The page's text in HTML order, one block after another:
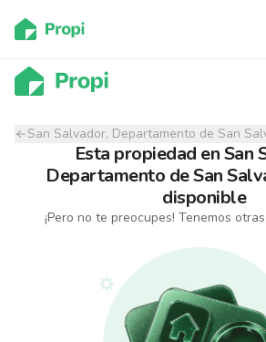
San Salvador, Departamento de San
Esta propiedad enSan
Departamento de San
disponible
¡Pero no te preocupes! Tenemos